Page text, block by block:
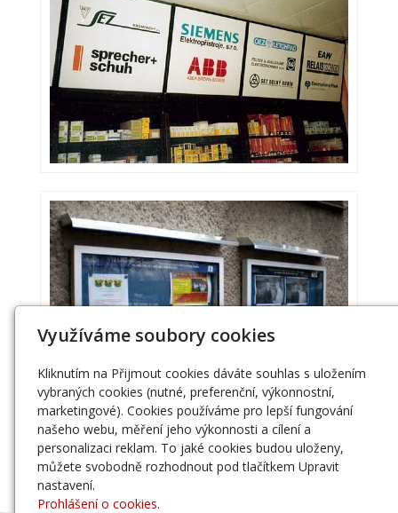
Využíváme soubory cookies
Kliknutím na Přijmout cookies dáváte souhlas s uložením
vybraných cookies (nutné, preferenční, výkonnostní,
marketingové). Cookies používáme pro lepší fungování
našeho webu, měření jeho výkonnosti a cílení a
personalizaci reklam. To jaké cookies budou uloženy,
můžete svobodně rozhodnout pod tlačítkem Upravit
nastavení.
Prohlášení o cookies.